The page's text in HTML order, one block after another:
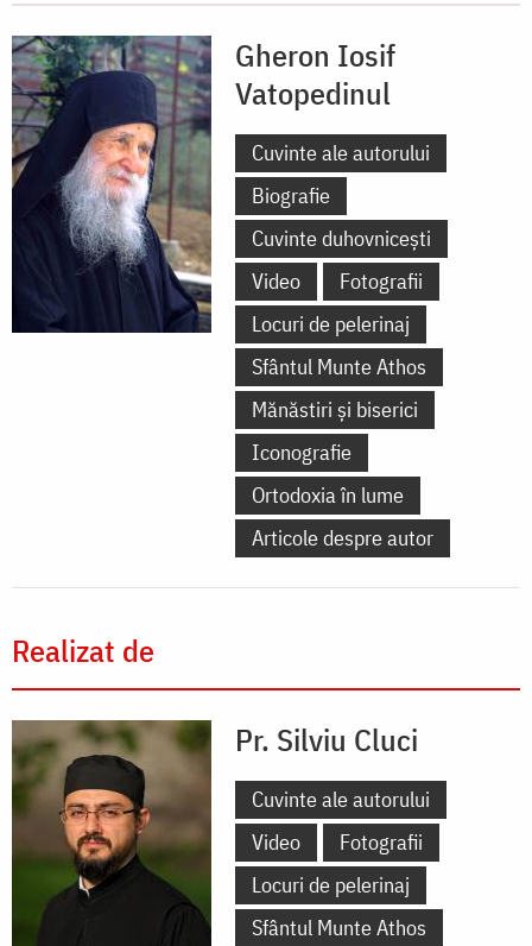
Gheron Iosif
Vatopedinul
Cuvinte ale autorului
Biografie
Cuvinte duhovnicești
Video
Fotografii
Locuri de pelerinaj
Sfântul Munte Athos
Mănăstiri și biserici
Iconografie
Ortodoxia în lume
Articole despre autor
Realizat de
Pr. Silviu Cluci
Cuvinte ale autorului
Video
Fotografii
Locuri de pelerinaj
Sfântul Munte Athos